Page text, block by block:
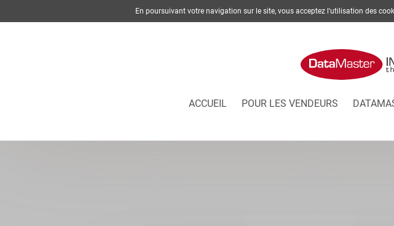
ACCUEIL POUR LES VENDEURS
En poursuivant votre navigation sur le site, vous acceptez l'utilisation